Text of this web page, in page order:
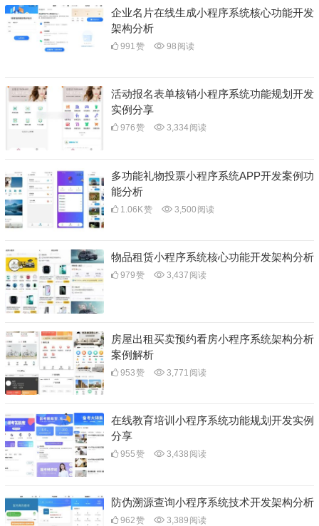
企业名片在线生成小程序系统核心功能开发
架构分析
991赞 98 阅读
活动报名表单核销小程序系统功能规划开发
实例分享
976赞 3,334阅读
多功能礼物投票小程序系统APP开发案例功
能分析
1.06K赞 3,500 阅读
物品租赁小程序系统核心功能开发架构分析
979赞 3,437 阅读
房屋出租买卖预约看房小程序系统架构分析
案例解析
953赞 3,771 阅读
在线教育培训小程序系统功能规划开发实例
分享
955赞 3,438 阅读
防伪溯源查询小程序系统技术开发架构分析
962赞 3,389 阅读